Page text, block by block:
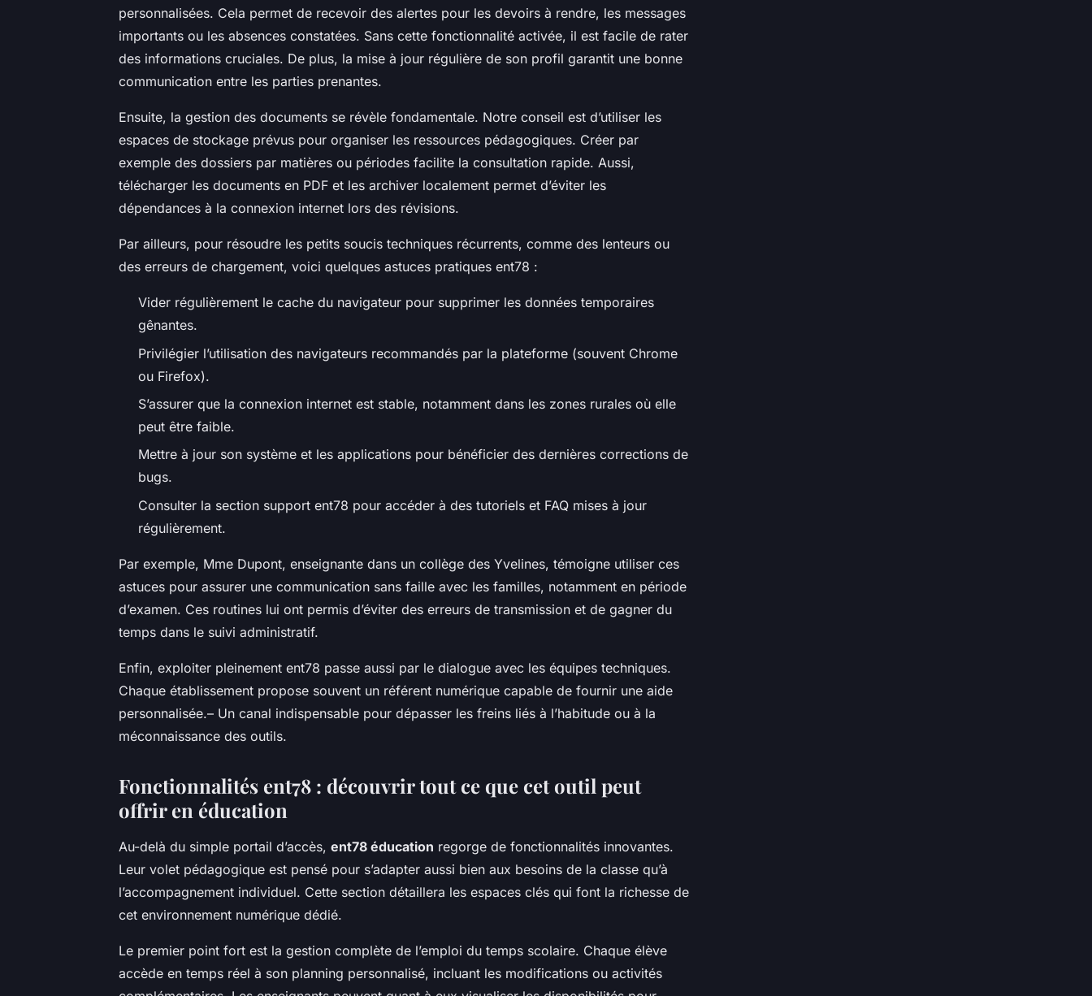
personnalisées. Cela permet de recevoir des alertes pour les devoirs à rendre, les messages
importants ou les absences constatées. Sans cette fonctionnalité activée, il est facile de rater
des informations cruciales. De plus, la mise à jour régulière de son profil garantit une bonne
communication entre les parties prenantes.
Ensuite, la gestion des documents se révèle fondamentale. Notre conseil est d’utiliser les
espaces de stockage prévus pour organiser les ressources pédagogiques. Créer par
exemple des dossiers par matières ou périodes facilite la consultation rapide. Aussi,
télécharger les documents en PDF et les archiver localement permet d’éviter les
dépendances à la connexion internet lors des révisions.
Par ailleurs, pour résoudre les petits soucis techniques récurrents, comme des lenteurs ou
des erreurs de chargement, voici quelques astuces pratiques ent78 :
Vider régulièrement le cache du navigateur pour supprimer les données temporaires
gênantes.
Privilégier l’utilisation des navigateurs recommandés par la plateforme (souvent Chrome
ou Firefox).
S’assurer que la connexion internet est stable, notamment dans les zones rurales où elle
peut être faible.
Mettre à jour son système et les applications pour bénéficier des dernières corrections de
bugs.
Consulter la section support ent78 pour accéder à des tutoriels et FAQ mises à jour
régulièrement.
Par exemple, Mme Dupont, enseignante dans un collège des Yvelines, témoigne utiliser ces
astuces pour assurer une communication sans faille avec les familles, notamment en période
d’examen. Ces routines lui ont permis d’éviter des erreurs de transmission et de gagner du
temps dans le suivi administratif.
Enfin, exploiter pleinement ent78 passe aussi par le dialogue avec les équipes techniques.
Chaque établissement propose souvent un référent numérique capable de fournir une aide
personnalisée.– Un canal indispensable pour dépasser les freins liés à l’habitude ou à la
méconnaissance des outils.
Fonctionnalités ent78 : découvrir tout ce que cet outil peut
offrir en éducation
Au-delà du simple portail d’accès, ent78 éducation regorge de fonctionnalités innovantes.
Leur volet pédagogique est pensé pour s’adapter aussi bien aux besoins de la classe qu’à
l’accompagnement individuel. Cette section détaillera les espaces clés qui font la richesse de
cet environnement numérique dédié.
Le premier point fort est la gestion complète de l’emploi du temps scolaire. Chaque élève
accède en temps réel à son planning personnalisé, incluant les modifications ou activités